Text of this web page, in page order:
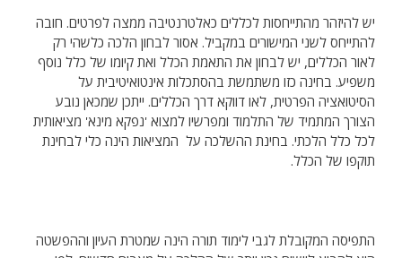
יש להיזהר מהתייחסות לכללים כאלטרנטיבה ממצה לפרטים. חובה
להתייחס לשני המישורים במקביל. אסור לבחון הלכה כלשהי רק
לאור הכללים, יש לבחון את התאמת הכלל ואת קיומו של כלל נוסף
משפיע. בחינה כזו משתמשת בהסתכלות אינטואיטיבית על
הסיטואציה הפרטית, לאו דווקא דרך הכללים. ייתכן שמכאן נובע
הצורך המתמיד של התלמוד ומפרשיו למצוא 'נפקא מינא' מציאותית
לכל כלל הלכתי. בחינת ההשלכה על המציאות הינה כלי לבחינת
תוקפו של הכלל.
התפיסה המקובלת לגבי לימוד תורה הינה שמטרת העיון וההפשטה